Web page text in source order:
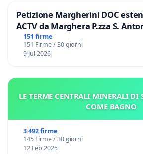
Petizione Margherini DOC
ACTV da Marghera P.zza S.
Marco Polo tariffa a € 1,50
151 firme
151 Firme / 30 giorni
9 Jul 2026
LE TERME CENTRALI MINERALI DI
COME BAGNO
3 492 firme
145 Firme / 30 giorni
12 Feb 2025